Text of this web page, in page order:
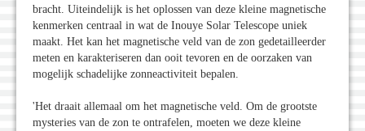
bracht. Uiteindelijk is het oplossen van deze kleine magnetische
kenmerken centraal in wat de Inouye Solar Telescope uniek
maakt. Het kan het magnetische veld van de zon gedetailleerder
meten en karakteriseren dan ooit tevoren en de oorzaken van
mogelijk schadelijke zonneactiviteit bepalen.
'Het draait allemaal om het magnetische veld. Om de grootste
mysteries van de zon te ontrafelen, moeten we deze kleine